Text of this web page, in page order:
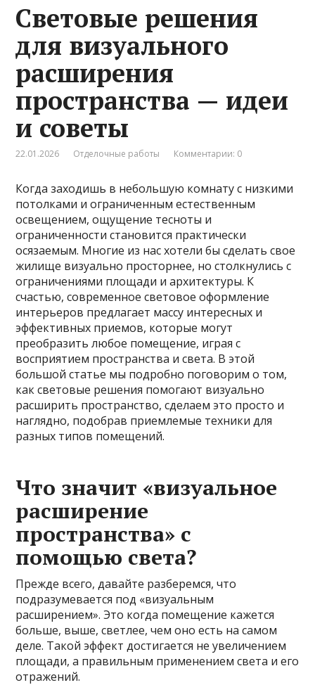
Световые решения
для визуального
расширения
пространства — идеи
и советы
22.01.2026 Отделочные работы Комментарии: 0
Когда заходишь в небольшую комнату с низкими
потолками и ограниченным естественным
освещением, ощущение тесноты и
ограниченности становится практически
осязаемым. Многие из нас хотели бы сделать свое
жилище визуально просторнее, но столкнулись с
ограничениями площади и архитектуры. К
счастью, современное световое оформление
интерьеров предлагает массу интересных и
эффективных приемов, которые могут
преобразить любое помещение, играя с
восприятием пространства и света. В этой
большой статье мы подробно поговорим о том,
как световые решения помогают визуально
расширить пространство, сделаем это просто и
наглядно, подобрав приемлемые техники для
разных типов помещений.
Что значит «визуальное
расширение
пространства» с
помощью света?
Прежде всего, давайте разберемся, что
подразумевается под «визуальным
расширением». Это когда помещение кажется
больше, выше, светлее, чем оно есть на самом
деле. Такой эффект достигается не увеличением
площади, а правильным применением света и его
отражений.